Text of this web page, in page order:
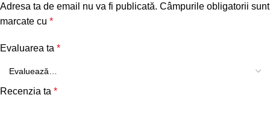
Adresa ta de email nu va fi publicată. Câmpurile obligatorii sunt
marcate cu *
Evaluarea ta *
Recenzia ta *